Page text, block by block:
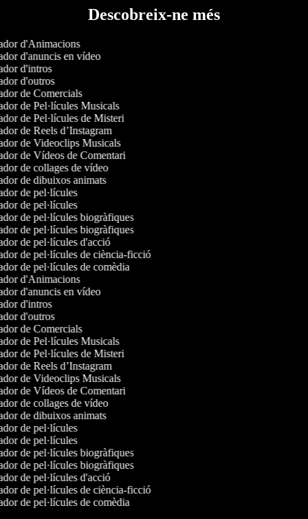
Descobreix-ne més
d'Animacions
d'anuncis en vídeo
d'intros
d'outros
de Comercials
de Pel·lícules Musicals
de Pel·lícules de Misteri
de Reels d’Instagram
de Videoclips Musicals
de Vídeos de Comentari
de collages de vídeo
de dibuixos animats
de pel·lícules
de pel·lícules
de pel·lícules biogràfiques
de pel·lícules biogràfiques
de pel·lícules d'acció
de pel·lícules de ciència-ficció
de pel·lícules de comèdia
d'Animacions
d'anuncis en vídeo
d'intros
d'outros
de Comercials
de Pel·lícules Musicals
de Pel·lícules de Misteri
de Reels d’Instagram
de Videoclips Musicals
de Vídeos de Comentari
de collages de vídeo
de dibuixos animats
de pel·lícules
de pel·lícules
de pel·lícules biogràfiques
de pel·lícules biogràfiques
de pel·lícules d'acció
de pel·lícules de ciència-ficció
de pel·lícules de comèdia